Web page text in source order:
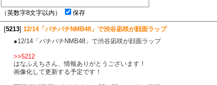
（英数字8文字以内） 保存
[5213] 12/14「バチバチNMB48」で渋谷凪咲が顔面ラップ
●12/14「バチバチNMB48」で渋谷凪咲が顔面ラップ
>>5212
はなふえちさん、情報ありがとうございます！
画像化して更新する予定です！